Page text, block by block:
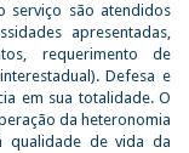
serviço são atendidos
apresentadas,
requerimento de
Defesa e
em sua totalidade. O
da heteronomia
qualidade de vida da